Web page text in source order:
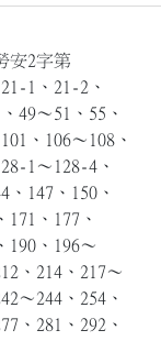
安2字第
1、21-2、
49～51、55、
、106～108、
1～128-4、
、147、150、
、177、
190、196～
、214、217～
～244、254、
、281、292、